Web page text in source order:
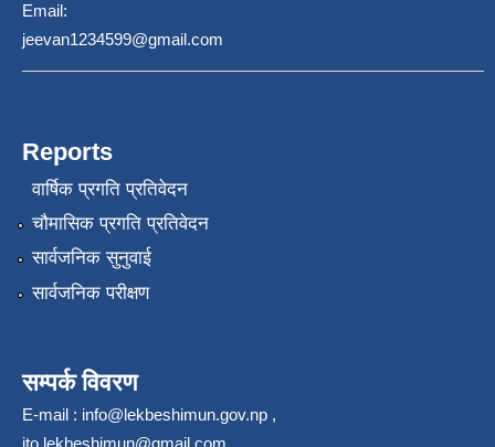
Email:
jeevan1234599@gmail.com
Reports
वार्षिक प्रगति प्रतिवेदन
चौमासिक प्रगति प्रतिवेदन
सार्वजनिक सुनुवाई
सार्वजनिक परीक्षण
सम्पर्क विवरण
E-mail : info@lekbeshimun.gov.np ,
ito.lekbeshimun@gmail.com